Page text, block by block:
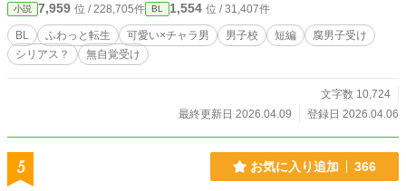
小説 7,959 位 / 228,705件 BL 1,554 位 / 31,407件
BL ふわっと転生 可愛い×チャラ男 男子校 短編
腐男子受け
シリアス？
無自覚受け
文字数 10,724
最終更新日 2026.04.09
登録日 2026.04.06
5 お気に入り追加 366